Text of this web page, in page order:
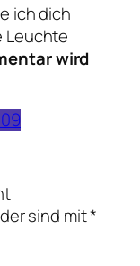
ich dich
Leuchte
wird
sind mit*